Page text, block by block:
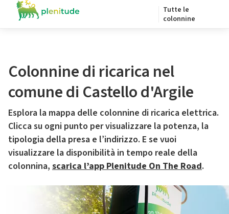
Tutte le
colonnine
Colonnine di ricarica nel
comune di Castello d'Argile
Esplora la mappa delle colonnine di ricarica elettrica.
Clicca su ogni punto per visualizzare la potenza, la
tipologia della presa e l’indirizzo. E se vuoi
visualizzare la disponibilità in tempo reale della
colonnina, scarica l’app Plenitude On The Road.